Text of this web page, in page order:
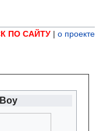
ПО САЙТУ | о проекте